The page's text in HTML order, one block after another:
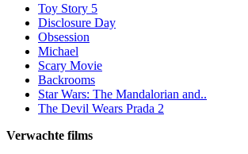
Toy Story 5
Disclosure Day
Obsession
Michael
Scary Movie
Backrooms
Star Wars: The Mandalorian and..
The Devil Wears Prada 2
Verwachte films